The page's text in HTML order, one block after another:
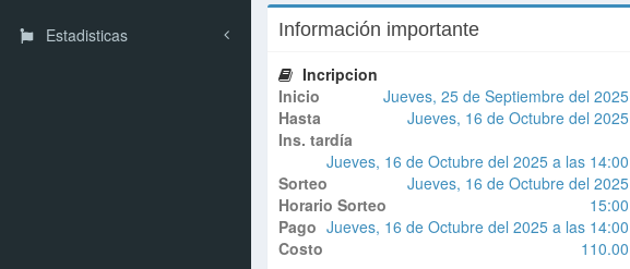
Estadisticas Información importante
Incripcion
Inicio
Jueves, 25 de Septiembre del 2025
Hasta
Jueves, 16 de Octubre del 2025
Ins. tardía
Jueves, 16 de Octubre del 2025 a las 14:00
Sorteo
Jueves, 16 de Octubre del 2025
Horario Sorteo
15:00
Pago Jueves, 16 de Octubre del 2025 a las 14:00
Costo
110.00